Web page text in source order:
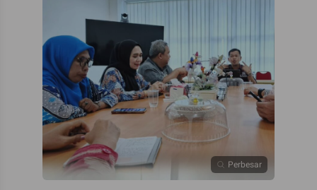
Perbesar